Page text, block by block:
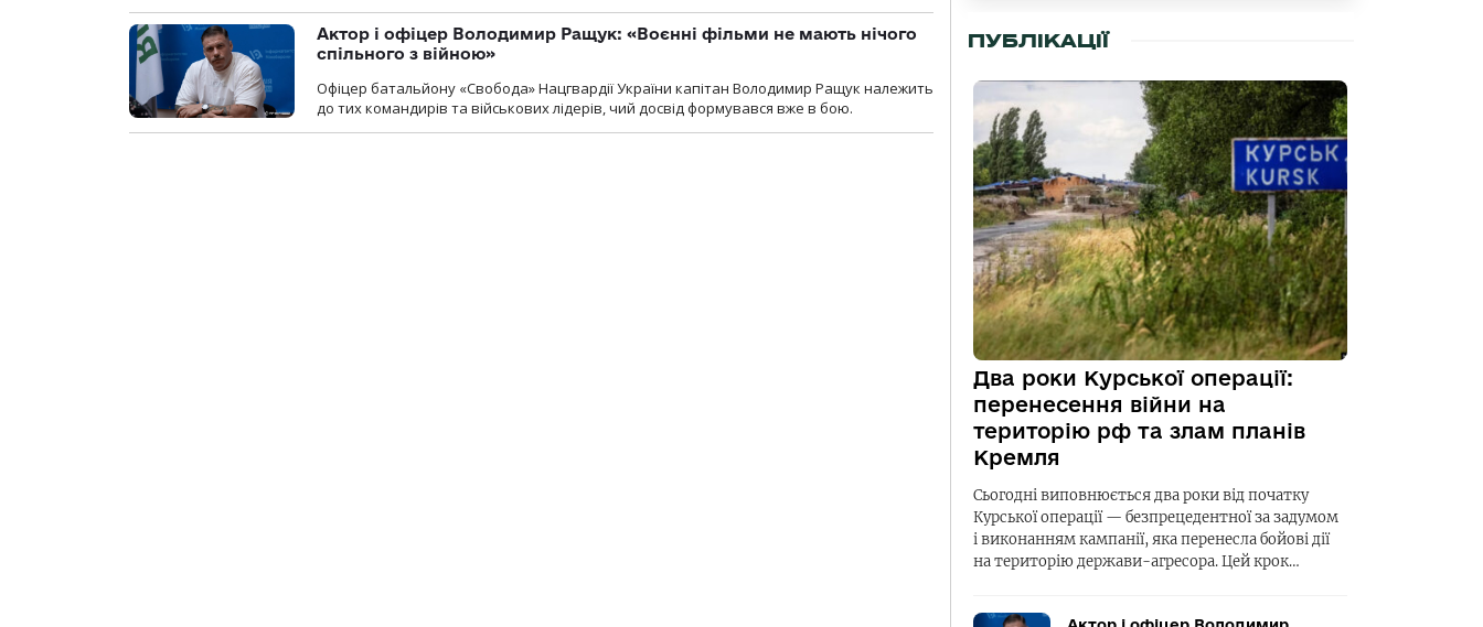
Актор і офіцер Володимир Ращук: «Воєнні фільми не мають нічого
спільного з війною»
Офіцер батальйону «Свобода» Нацгвардії України капітан Володимир Ращук належить
до тих командирів та військових лідерів, чий досвід формувався вже в бою.
ПУБЛІКАЦІЇ
Два роки Курської операції:
перенесення війни на
територію рф та злам планів
Кремля
Сьогодні виповнюється два роки від початку
Курської операції — безпрецедентної за задумом
і виконанням кампанії, яка перенесла бойові дії
на територію держави-агресора. Цей крок…